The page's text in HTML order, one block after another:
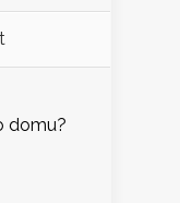
domu?